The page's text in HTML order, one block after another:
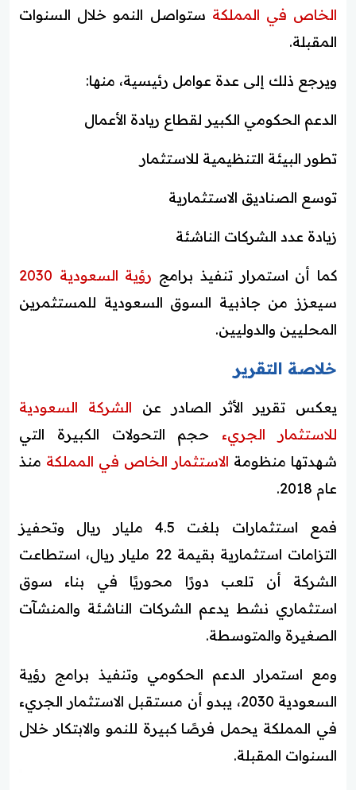
الخاص في المملكة ستواصل النمو خلال السنوات
المقبلة.
ويرجع ذلك إلى عدة عوامل رئيسية، منها:
الدعم الحكومي الكبير لقطاع ريادة الأعمال
تطور البيئة التنظيمية للاستثمار
توسع الصناديق الاستثمارية
زيادة عدد الشركات الناشئة
كما أن استمرار تنفيذ برامج رؤية السعودية 2030
سيعزز من جاذبية السوق السعودية للمستثمرين
المحليين والدوليين.
خلاصة التقرير
يعكس تقرير الأثر الصادر عن الشركة السعودية
للاستثمار الجريء حجم التحولات الكبيرة التي
شهدتها منظومة الاستثمار الخاص في المملكة منذ
عام 2018.
فمع استثمارات بلغت 4.5 مليار ريال وتحفيز
التزامات استثمارية بقيمة 22 مليار ريال، استطاعت
الشركة أن تلعب دورًا محوريًا في بناء سوق
استثماري نشط يدعم الشركات الناشئة والمنشآت
الصغيرة والمتوسطة.
ومع استمرار الدعم الحكومي وتنفيذ برامج رؤية
السعودية 2030، يبدو أن مستقبل الاستثمار الجريء
في المملكة يحمل فرصًا كبيرة للنمو والابتكار خلال
السنوات المقبلة.